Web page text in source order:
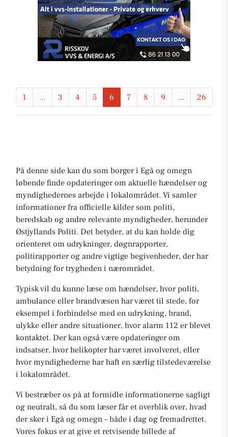
1 ... 3 4 5 6 7 8 9 ... 26
På denne side kan du som borger i Egå og omegn
løbende finde opdateringer om aktuelle hændelser og
myndighedernes arbejde i lokalområdet. Vi samler
informationer fra officielle kilder som politi,
beredskab og andre relevante myndigheder, herunder
Østjyllands Politi. Det betyder, at du kan holde dig
orienteret om udrykninger, døgnrapporter,
politirapporter og andre vigtige begivenheder, der har
betydning for trygheden i nærområdet.
Typisk vil du kunne læse om hændelser, hvor politi,
ambulance eller brandvæsen har været til stede, for
eksempel i forbindelse med en udrykning, brand,
ulykke eller andre situationer, hvor alarm 112 er blevet
kontaktet. Der kan også være opdateringer om
indsatser, hvor helikopter har været involveret, eller
hvor myndighederne har haft en særlig tilstedeværelse
i lokalområdet.
Vi bestræber os på at formidle informationerne sagligt
og neutralt, så du som læser får et overblik over, hvad
der sker i Egå og omegn – både i dag og fremadrettet.
Vores fokus er at give et retvisende billede af